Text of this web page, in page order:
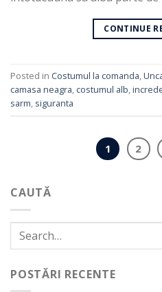
CAUTĂ
POSTĂRI RECENTE
CONTINUE
Posted in Costumul la comanda,
camasa neagra, costumul alb,
sarm, siguranta
1 2